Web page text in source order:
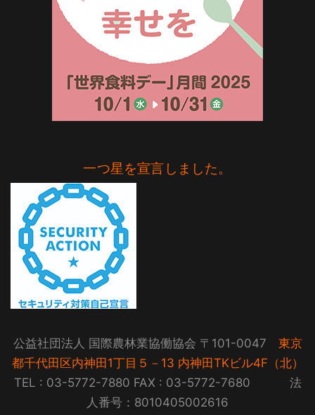
一つ星を宣言しました。
公益社団法人 国際農林業協働協会 〒101-0047 東京
都千代田区内神田1丁目５－13 内神田TKビル4F（北）
TEL : 03-5772-7880 FAX : 03-5772-7680 法
人番号：8010405002616